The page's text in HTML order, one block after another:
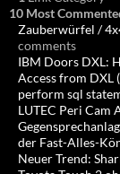
10 Most
Zauberwürfel /
comments
IBM Doors DXL:
Access from DXL
perform sql
LUTEC Peri Cam
der Fast-Alles-
Neuer Trend: